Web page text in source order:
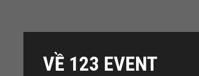
VỀ 123 EVENT